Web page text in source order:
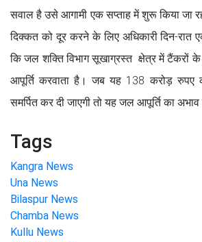
सवाल है उसे आगामी एक सप्ताह में शुरू किया जा
दिक्कत को दूर करने के लिए अधिकारी दिन-रात
कि जल शक्ति विभाग सूखाग्रस्त क्षेत्र में टैंकरों के
आपूर्ति करवाता है। जब यह 138 करोड़ रुपए
समर्पित कर दी जाएगी तो यह जल आपूर्ति का अभाव
Tags
Kangra News
Una News
Bilaspur News
Chamba News
Kullu News